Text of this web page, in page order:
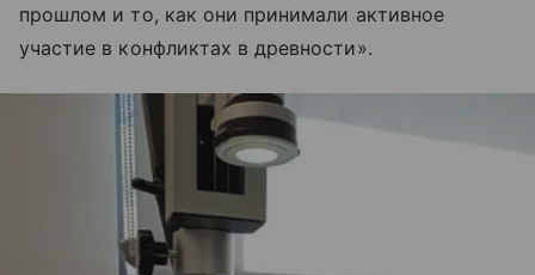
прошлом и то, как они принимали активное
участие в конфликтах в древности».